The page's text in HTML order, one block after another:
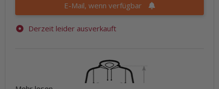
E-Mail, wenn verfügbar
Derzeit leider ausverkauft